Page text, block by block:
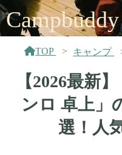
Campbuddy
TOP キャンプ
【2026最新
ンロ 卓上」
選！人